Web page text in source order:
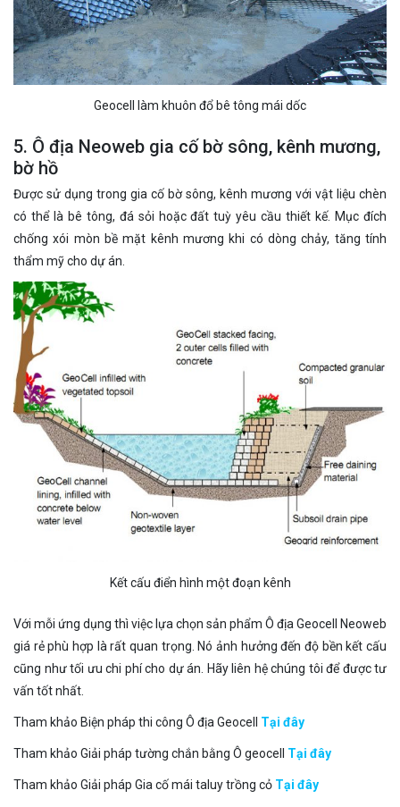
Geocell làm khuôn đổ bê tông mái dốc
5. Ô địa Neoweb gia cố bờ sông, kênh mương,
bờ hồ
Được sử dụng trong gia cố bờ sông, kênh mương với vật liệu chèn
có thể là bê tông, đá sỏi hoặc đất tuỳ yêu cầu thiết kế. Mục đích
chống xói mòn bề mặt kênh mương khi có dòng chảy, tăng tính
thẩm mỹ cho dự án.
Kết cấu điển hình một đoạn kênh
Với mỗi ứng dụng thì việc lựa chọn sản phẩm Ô địa Geocell Neoweb
giá rẻ phù hợp là rất quan trọng. Nó ảnh hưởng đến độ bền kết cấu
cũng như tối ưu chi phí cho dự án. Hãy liên hệ chúng tôi để được tư
vấn tốt nhất.
Tham khảo Biện pháp thi công Ô địa Geocell Tại đây
Tham khảo Giải pháp tường chắn bằng Ô geocell Tại đây
Tham khảo Giải pháp Gia cố mái taluy trồng cỏ Tại đây